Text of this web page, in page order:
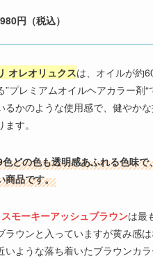
円（税込）
オレオリュクスは、オイルが約
”プレミアムオイルヘアカラー剤
るかのような使用感で、健やか
す。
色どの色も透明感あふれる色味で
商品です。
モーキーアッシュブラウンは最
ラウンと入っていますが黄み感
いような落ち着いたブラウンカラ